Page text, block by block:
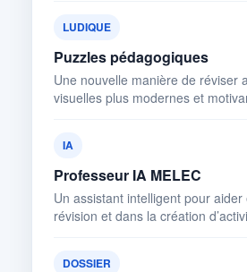
LUDIQUE
Puzzles pédagogiques
Une nouvelle manière de réviser
visuelles plus modernes et
IA
Professeur IA MELEC
Un assistant intelligent pour aider
révision et dans la création
DOSSIER